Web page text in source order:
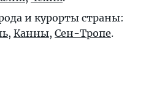
и курорты страны:
, Канны, Сен-Тропе.